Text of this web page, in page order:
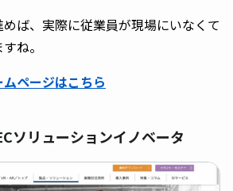
ば、実際に従業員が現場にいなくて
ね。
ページはこちら
ソリューションイノベータ